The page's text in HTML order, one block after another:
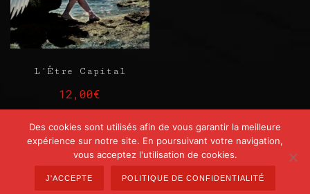
L’Être Capital
12,00€
AJOUTER AU PANIER
Des cookies sont utilisés afin de vous garantir la meilleure
expérience sur notre site. En poursuivant votre navigation,
vous acceptez l'utilisation de cookies.
J'ACCEPTE POLITIQUE DE CONFIDENTIALITÉ